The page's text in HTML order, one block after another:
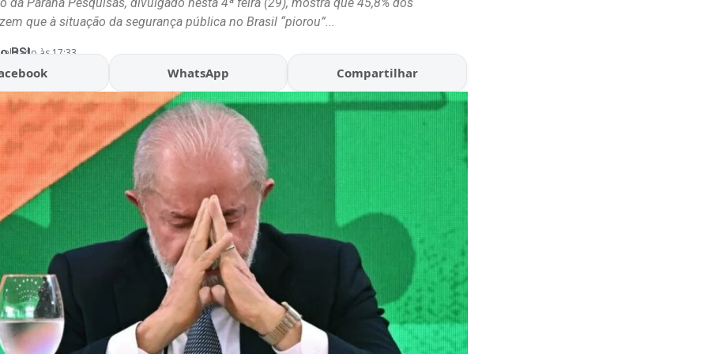
que à situação da segurança pública no Brasil “piorou”...
BSL às 17:33
WhatsApp Compartilhar